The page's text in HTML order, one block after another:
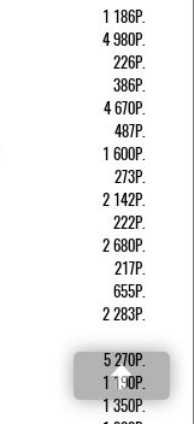
1 186Р.
4 980Р.
226Р.
386Р.
4 670Р.
487Р.
1 600Р.
273Р.
2 142Р.
222Р.
2 680Р.
217Р.
655Р.
2 283Р.
5 270Р.
1 190Р.
1 350Р.